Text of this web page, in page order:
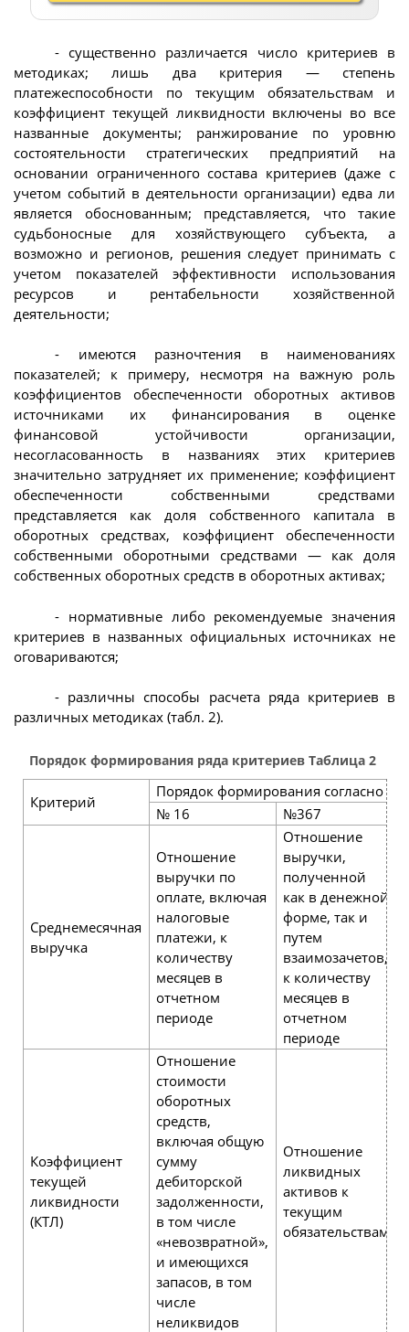
- существенно различается число критериев в
методиках; лишь два критерия — степень
платежеспособности по текущим обязательствам и
коэффициент текущей ликвидности включены во все
названные документы; ранжирование по уровню
состоятельности стратегических предприятий на
основании ограниченного состава критериев (даже с
учетом событий в деятельности организации) едва ли
является обоснованным; представляется, что такие
судьбоносные для хозяйствующего субъекта, а
возможно и регионов, решения следует принимать с
учетом показателей эффективности использования
ресурсов и рентабельности хозяйственной
деятельности;
- имеются разночтения в наименованиях
показателей; к примеру, несмотря на важную роль
коэффициентов обеспеченности оборотных активов
источниками их финансирования в оценке
финансовой устойчивости организации,
несогласованность в названиях этих критериев
значительно затрудняет их применение; коэффициент
обеспеченности собственными средствами
представляется как доля собственного капитала в
оборотных средствах, коэффициент обеспеченности
собственными оборотными средствами — как доля
собственных оборотных средств в оборотных активах;
- нормативные либо рекомендуемые значения
критериев в названных официальных источниках не
оговариваются;
- различны способы расчета ряда критериев в
различных методиках (табл. 2).
Порядок формирования ряда критериев Таблица 2
Критерий
Порядок формирования согласно
№ 16
№367
Среднемесячная
выручка
Отношение
выручки по
оплате, включая
налоговые
платежи, к
количеству
месяцев в
отчетном
периоде
Отношение
выручки,
получен­ной
как в денежной
форме, так и
путем
взаимозачетов,
к количес­тву
месяцев в
отчетном
периоде
Коэффициент
текущей
ликвидности
(КТЛ)
Отношение
стоимости
оборотных
средств,
включая общую
сумму
дебиторской
задолженности,
в том числе
«невозвратной»,
и имеющихся
запасов, в том
числе
неликвидов
Отношение
ликвидных
активов к
текущим
обязательствам